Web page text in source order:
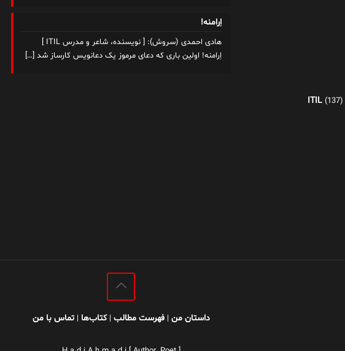
(137)
اِرامنه!
هادی احمدی (سروش): [ نویسنده، شاعر و مدرس ITIL ]
اِرامنه! اولین باری که دعای مرموز یک دعانویس کارساز شد […]
داستان من |فهرست مطالب |کتاب‌ها |تماس با من